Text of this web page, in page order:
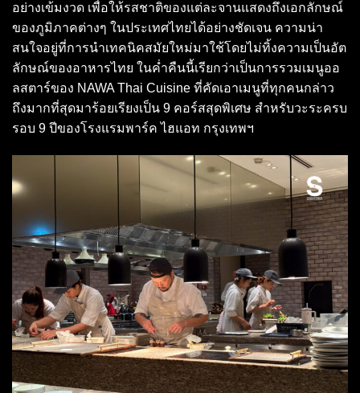
อย่างเข้มงวด เพื่อให้รสชาติของแต่ละจานแสดงถึงเอกลักษณ์
ของภูมิภาคต่างๆ ในประเทศไทยได้อย่างชัดเจน ความน่า
สนใจอยู่ที่การนำเทคนิคสมัยใหม่มาใช้โดยไม่ทิ้งความเป็นอัต
ลักษณ์ของอาหารไทย ในค่ำคืนนี้เรียกว่าเป็นการรวมเมนูออ
ลสตาร์ของ NAWA Thai Cuisine ที่คัดเอาเมนูที่ทุกคนกล่าว
ถึงมากที่สุดมาร้อยเรียงเป็น 9 คอร์สสุดพิเศษ สำหรับวะระครบ
รอบ 9 ปีของโรงแรมพาร์ค ไฮแอท กรุงเทพฯ